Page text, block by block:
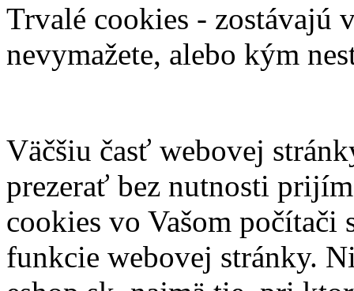
Trvalé cookies - zostávajú
nevymažete, alebo kým
Väčšiu časť webovej
prezerať bez nutnosti
cookies vo Vašom
funkcie webovej stránky.